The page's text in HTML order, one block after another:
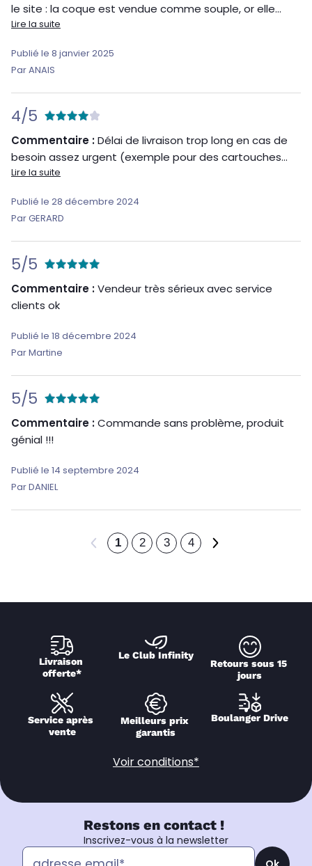
le site : la coque est vendue comme souple, or elle...
Lire la suite
Publié le 8 janvier 2025
Par ANAIS
4/5
Commentaire :Délai de livraison trop long en cas de
besoin assez urgent (exemple pour des cartouches...
Lire la suite
Publié le 28 décembre 2024
Par GERARD
5/5
Commentaire :Vendeur très sérieux avec service
clients ok
Publié le 18 décembre 2024
Par Martine
5/5
Commentaire :Commande sans problème, produit
génial !!!
Publié le 14 septembre 2024
Par DANIEL
Livraison
offerte*
Le Club Infinity
Retours sous 15
jours
Service après
vente
Meilleurs prix
garantis
Boulanger Drive
Voir conditions*
Restons en contact !
Inscrivez-vous à la newsletter